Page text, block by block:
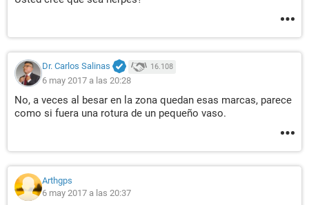
Dr. Carlos Salinas 16.108
6 may 2017 a las 20:28
No, a veces al besar en la zona quedan esas marcas, parece
como si fuera una rotura de un pequeño vaso.
Arthgps
6 may 2017 a las 20:37